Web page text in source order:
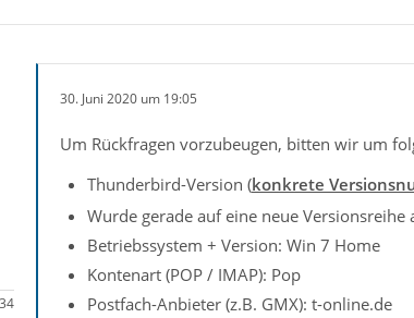
34
30. Juni 2020 um 19:05
Um Rückfragen vorzubeugen, bitten wir um
Thunderbird-Version (konkrete
Wurde gerade auf eine neue
Betriebssystem + Version: Win 7 Home
Kontenart (POP / IMAP): Pop
Postfach-Anbieter (z.B. GMX): t-online.de